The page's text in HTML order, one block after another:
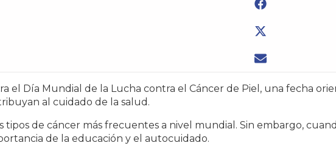
el Día Mundial de la Lucha contra el Cáncer de Piel, una fecha
al cuidado de la salud.
tipos de cáncer más frecuentes a nivel mundial. Sin embargo,
de la educación y el autocuidado.